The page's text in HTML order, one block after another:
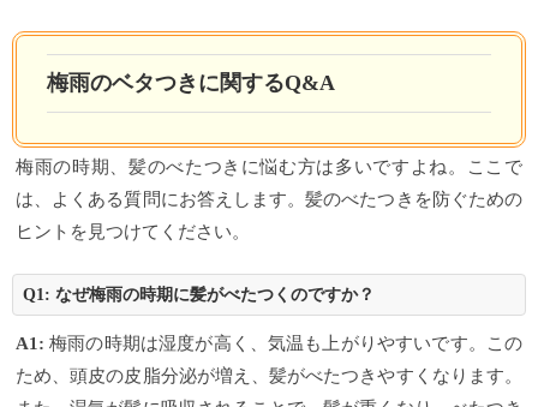
梅雨のベタつきに関するQ&A
梅雨の時期、髪のべたつきに悩む方は多いですよね。ここで
は、よくある質問にお答えします。髪のべたつきを防ぐための
ヒントを見つけてください。
Q1: なぜ梅雨の時期に髪がべたつくのですか？
A1: 梅雨の時期は湿度が高く、気温も上がりやすいです。この
ため、頭皮の皮脂分泌が増え、髪がべたつきやすくなります。